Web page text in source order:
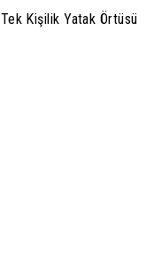
Tek Kişilik Yatak Örtüsü